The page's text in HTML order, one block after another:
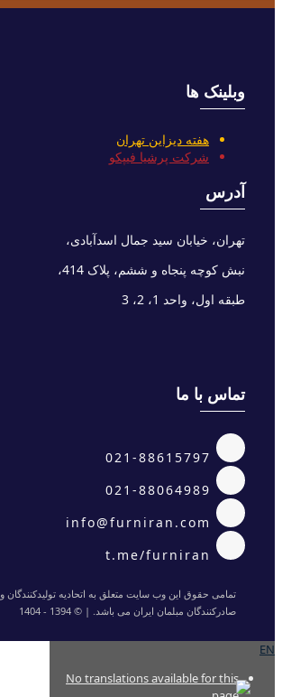
وبلینک ها
هفته دیزاین تهران
شرکت پرشیا فیپکو
آدرس
تهران، خیابان سید جمال اسدآبادی،
نبش کوچه پنجاه و ششم، پلاک 414،
طبقه اول، واحد 1، 2، 3
تماس با ما
تمامی حقوق این وب سایت متعلق به اتحادیه تولیدکنندگان و
صادرکنندگان مبلمان ایران می باشد. | © 1394 - 1404
EN
No translations available for this